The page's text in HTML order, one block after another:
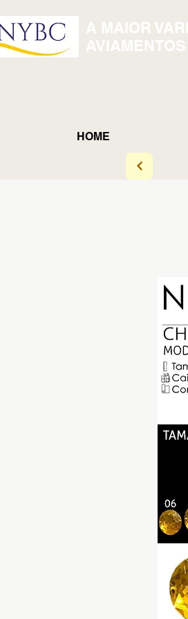
A MAIOR
HOME